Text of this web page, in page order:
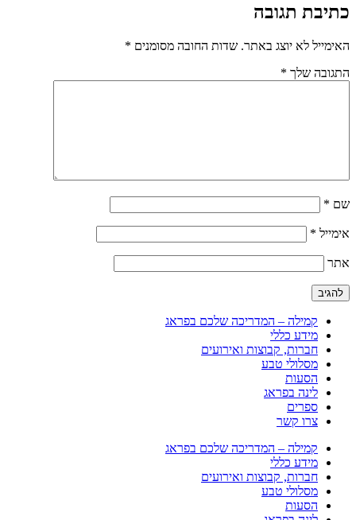
כתיבת תגובה
האימייל לא יוצג באתר. שדות החובה מסומנים *
התגובה שלך *
שם *
אימייל *
אתר
קמילה – המדריכה שלכם בפראג
מידע כללי
חברות, קבוצות ואירועים
מסלולי טבע
הסעות
לינה בפראג
ספרים
צרו קשר
קמילה – המדריכה שלכם בפראג
מידע כללי
חברות, קבוצות ואירועים
מסלולי טבע
הסעות